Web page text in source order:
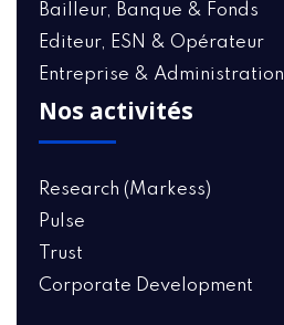
Bailleur, Banque & Fonds
Editeur, ESN & Opérateur
Entreprise & Administration
Nos activités
Research (Markess)
Pulse
Trust
Corporate Development